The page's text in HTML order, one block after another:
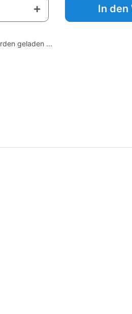
In den
geladen ...